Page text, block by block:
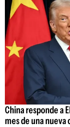
China responde a
mes de una